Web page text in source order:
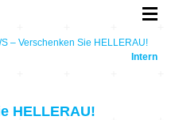
– Verschenken Sie HELLERAU!
Intern
HELLERAU!